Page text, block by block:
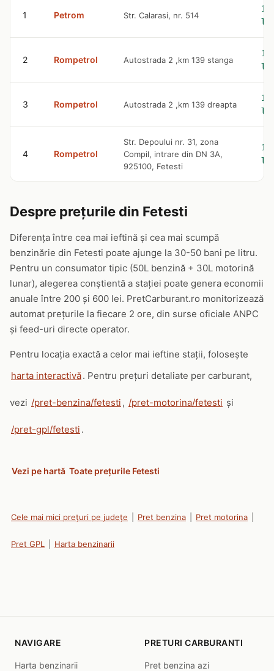
1 Petrom Str. Calarasi, nr. 514
2 Rompetrol Autostrada 2 ,km 139 stanga
3 Rompetrol Autostrada 2 ,km 139 dreapta
4 Rompetrol
Str. Depoului nr. 31, zona
Compil, intrare din DN 3A,
925100, Fetesti
Despre prețurile din Fetesti
Diferența între cea mai ieftină și cea mai scumpă
benzinărie din Fetesti poate ajunge la 30-50 bani pe litru.
Pentru un consumator tipic (50L benzină + 30L motorină
lunar), alegerea conștientă a stației poate genera economii
anuale între 200 și 600 lei. PretCarburant.ro monitorizează
automat prețurile la fiecare 2 ore, din surse oficiale ANPC
și feed-uri directe operator.
Pentru locația exactă a celor mai ieftine stații, folosește
harta interactivă. Pentru prețuri detaliate per carburant,
vezi /pret-benzina/fetesti , /pret-motorina/fetesti și
/pret-gpl/fetesti .
Vezi pe hartă Toate prețurile Fetesti
Cele mai mici prețuri pe județe Pret benzina Pret motorina
Pret GPL Harta benzinarii
NAVIGARE
Harta benzinarii
PRETURI CARBURANTI
Pret benzina azi